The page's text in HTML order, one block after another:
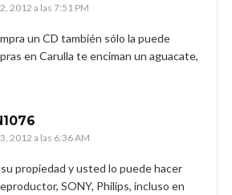
2012 a las 7:51 PM
un CD también sólo la puede
en Carulla te enciman un aguacate,
2012 a las 6:36 AM
propiedad y usted lo puede hacer
SONY, Philips, incluso en